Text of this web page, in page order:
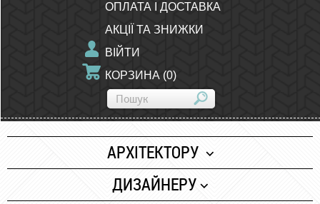
ОПЛАТА І ДОСТАВКА
АКЦІЇ ТА ЗНИЖКИ
ВІЙТИ
КОРЗИНА (0)
АРХІТЕКТОРУ
Папір
ДИЗАЙНЕРУ